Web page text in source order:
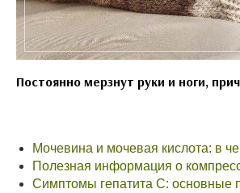
Постоянно мерзнут руки и ноги,
Мочевина и мочевая кислота: в
Полезная информация о
Симптомы гепатита С: основные